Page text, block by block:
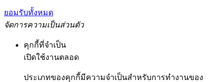
ยอมรับทั้งหมด
จัดการความเป็นส่วนตัว
คุกกี้ที่จำเป็น
เปิดใช้งานตลอด
ประเภทของคุกกี้มีความจำเป็นสำหรับการทำงานของ